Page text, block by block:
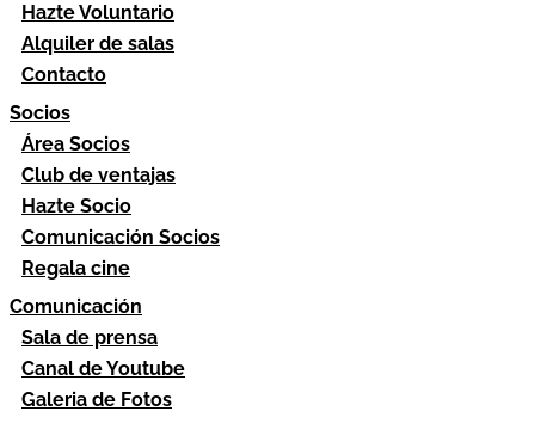
Hazte Voluntario
Alquiler de salas
Contacto
Socios
Área Socios
Club de ventajas
Hazte Socio
Comunicación Socios
Regala cine
Comunicación
Sala de prensa
Canal de Youtube
Galeria de Fotos